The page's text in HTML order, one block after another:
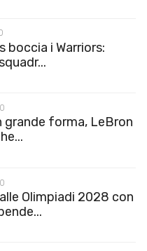
boccia i Warriors:
grande forma, LeBron
Olimpiadi 2028 con